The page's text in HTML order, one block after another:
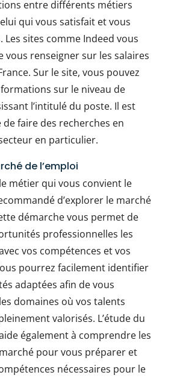
entre différents métiers
qui vous satisfait et vous
Les sites comme Indeed vous
vous renseigner sur les salaires
Sur le site, vous pouvez
sur le niveau de
l’intitulé du poste. Il est
faire des recherches en
en particulier.
de l’emploi
métier qui vous convient le
d’explorer le marché
démarche vous permet de
professionnelles les
vos compétences et vos
pourrez facilement identifier
adaptées afin de vous
domaines où vos talents
valorisés. L’étude du
également à comprendre les
pour vous préparer et
nécessaires pour le